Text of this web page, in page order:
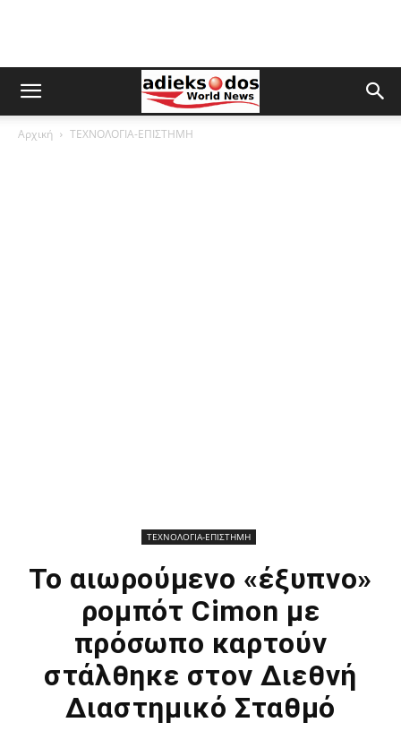
Αρχική ΤΕΧΝΟΛΟΓΙΑ-ΕΠΙΣΤΗΜΗ
ΤΕΧΝΟΛΟΓΙΑ-ΕΠΙΣΤΗΜΗ
Το αιωρούμενο «έξυπνο»
ρομπότ Cimon με
πρόσωπο καρτούν
στάλθηκε στον Διεθνή
Διαστημικό Σταθμό